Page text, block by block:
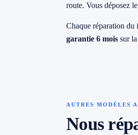
route. Vous déposez
Chaque réparation du
garantie 6 mois sur
AUTRES MODÈLES
Nous